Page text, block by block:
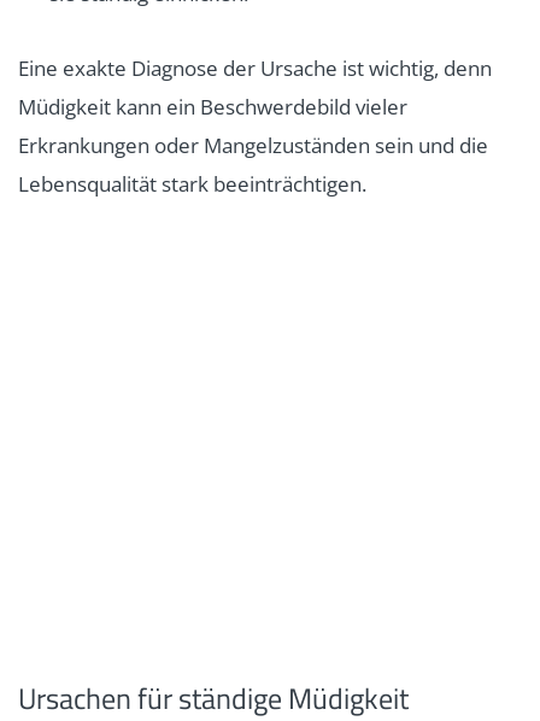
Eine exakte Diagnose der Ursache ist wichtig, denn
Müdigkeit kann ein Beschwerdebild vieler
Erkrankungen oder Mangelzuständen sein und die
Lebensqualität stark beeinträchtigen.
Ursachen für ständige Müdigkeit